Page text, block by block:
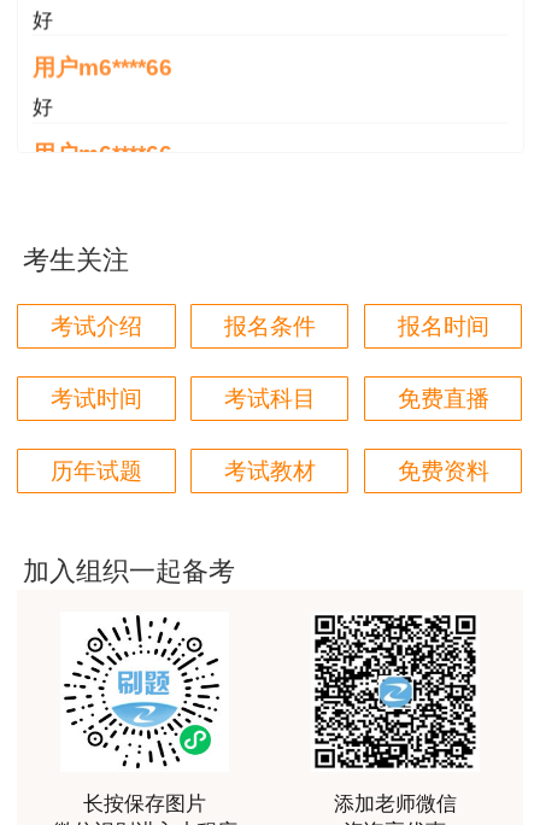
用户m6****66
好
用户m6****66
非常美好
用户m7****66
好好 好 好 好真好
认真听完，自己理解，老师确实讲的很好
用户xj****ra
课程课件设计完美，授课老师讲解通俗易懂
李娜老师善于理解归纳，生动有趣，学生边学边受到
用户m7****68
陈老师讲的非常好。
用户m7****88
考生关注
考试介绍 报名条件 报名时间
考试时间 考试科目 免费直播
历年试题 考试教材 免费资料
加入组织一起备考
长按保存图片
添加老师微信